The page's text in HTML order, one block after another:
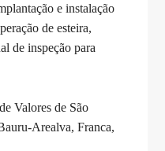
e instalação
de esteira,
de inspeção para
Valores de São
Arealva, Franca,